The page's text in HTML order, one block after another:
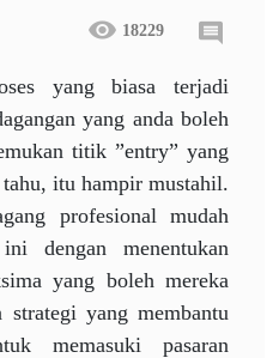
18229
yang biasa terjadi
yang anda boleh
titik ”entry” yang
itu hampir mustahil.
profesional mudah
dengan menentukan
yang boleh mereka
strategi yang membantu
memasuki pasaran